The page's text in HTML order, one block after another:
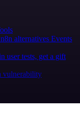
n8n alternatives Events
user tests, get a gift
vulnerability